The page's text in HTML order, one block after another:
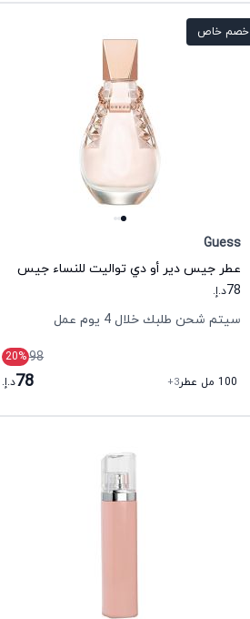
خصم خاص
Guess
عطر جيس دير أو دي تواليت للنساء جيس
78د.إ.
سيتم شحن طلبك خلال 4 يوم عمل
98
20%
100 مل عطر
+3
78د.إ.